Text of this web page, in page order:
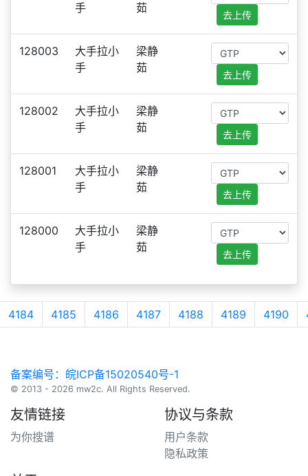
手
茹
去上传
128003
大手拉小
手
梁静
茹
去上传
128002
大手拉小
手
梁静
茹
去上传
128001
大手拉小
手
梁静
茹
去上传
128000
大手拉小
手
梁静
茹
去上传
4184 4185 4186 4187 4188 4189 4190
备案编号：皖ICP备15020540号-1
© 2013 - 2026 mw2c. All Rights Reserved.
友情链接
为你搜谱
协议与条款
用户条款
隐私政策